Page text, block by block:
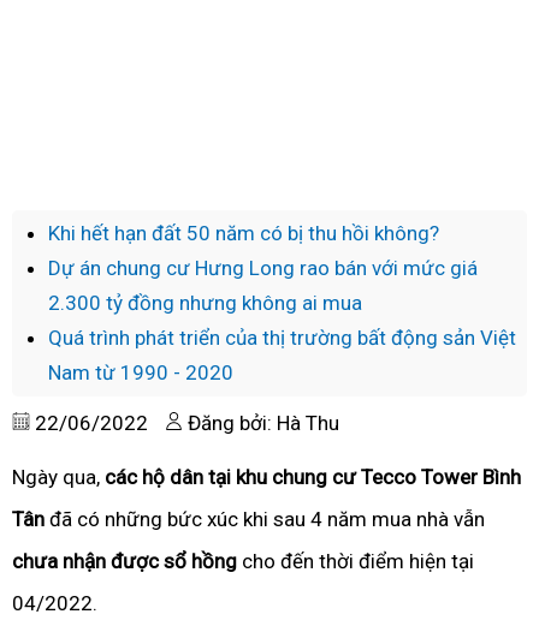
Khi hết hạn đất 50 năm có bị thu hồi không?
Dự án chung cư Hưng Long rao bán với mức giá
2.300 tỷ đồng nhưng không ai mua
Quá trình phát triển của thị trường bất động sản Việt
Nam từ 1990 - 2020
22/06/2022 Đăng bởi: Hà Thu
Ngày qua, các hộ dân tại khu chung cư Tecco Tower Bình
Tân đã có những bức xúc khi sau 4 năm mua nhà vẫn
chưa nhận được sổ hồng cho đến thời điểm hiện tại
04/2022.